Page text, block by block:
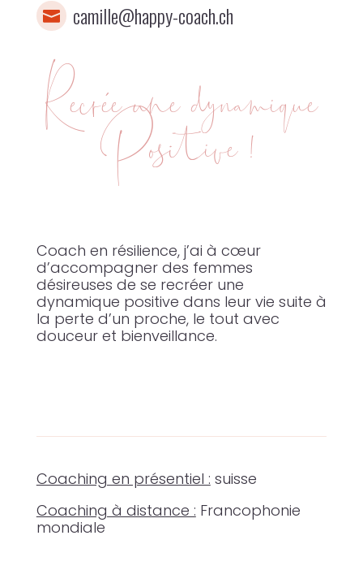
 camille@happy-coach.ch
Recrée une dynamique
Positive !
Coach en résilience, j’ai à cœur
d’accompagner des femmes
désireuses de se recréer une
dynamique positive dans leur vie suite à
la perte d’un proche, le tout avec
douceur et bienveillance.
Coaching en présentiel : suisse
Coaching à distance : Francophonie
mondiale